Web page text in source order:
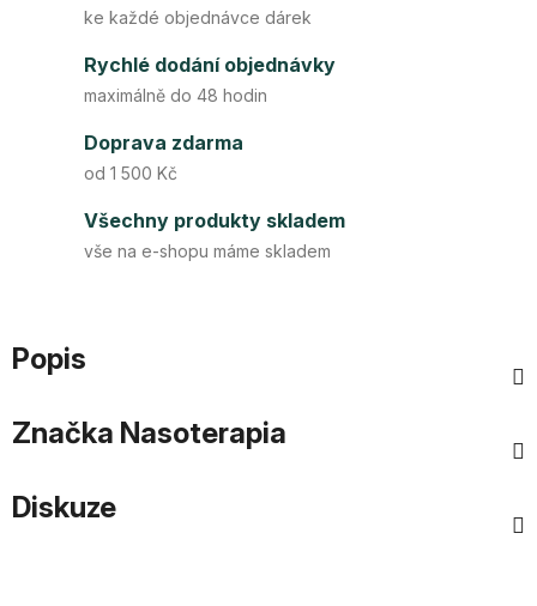
ke každé objednávce dárek
Rychlé dodání objednávky
maximálně do 48 hodin
Doprava zdarma
od 1 500 Kč
Všechny produkty skladem
vše na e-shopu máme skladem
Popis
Značka Nasoterapia
Diskuze